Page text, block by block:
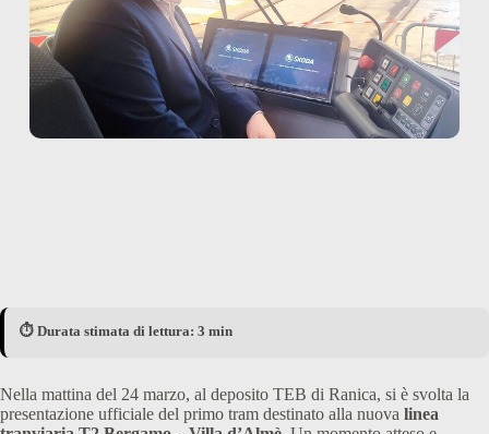
⏱️ Durata stimata di lettura: 3 min
Nella mattina del 24 marzo, al deposito TEB di Ranica, si è svolta la
presentazione ufficiale del primo tram destinato alla nuova linea